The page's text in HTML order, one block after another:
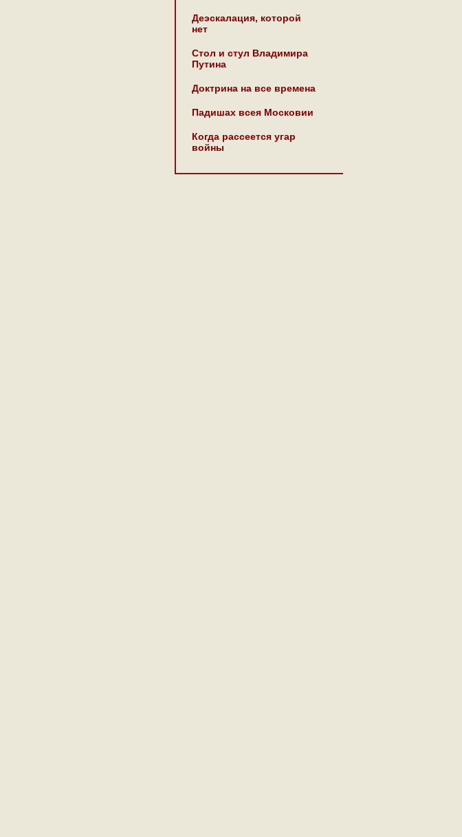
Деэскалация, которой
нет
Стол и стул Владимира
Путина
Доктрина на все времена
Падишах всея Московии
Когда рассеется угар
войны